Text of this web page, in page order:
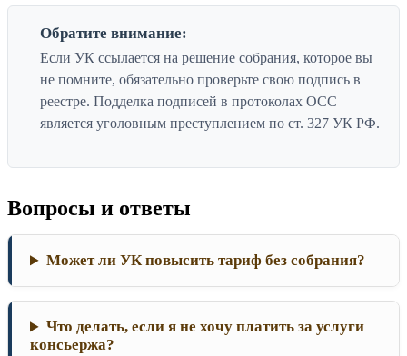
Обратите внимание:
Если УК ссылается на решение собрания, которое вы
не помните, обязательно проверьте свою подпись в
реестре. Подделка подписей в протоколах ОСС
является уголовным преступлением по ст. 327 УК РФ.
Вопросы и ответы
Может ли УК повысить тариф без собрания?
Что делать, если я не хочу платить за услуги
консьержа?